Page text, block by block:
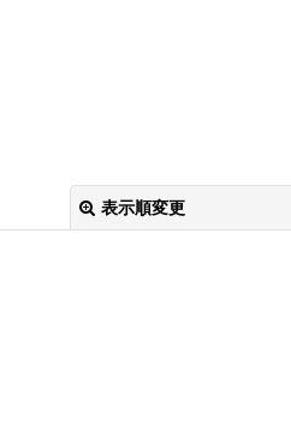
表示順変更